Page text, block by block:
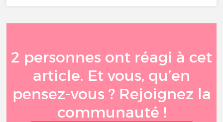
2 personnes ont réagi à cet
article. Et vous, qu’en
pensez-vous ? Rejoignez la
communauté !